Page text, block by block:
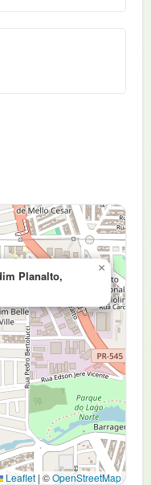
Planalto,
×
Leaflet | ©OpenStreetMap